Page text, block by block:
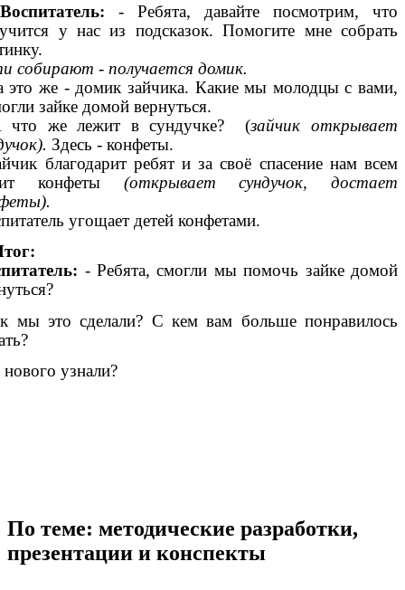
- Ребята, давайте посмотрим, что
у нас из подсказок. Помогите мне собрать
собирают - получается домик.
это же - домик зайчика. Какие мы молодцы с вами,
зайке домой вернуться.
же лежит в сундучке? (зайчик открывает
Здесь - конфеты.
благодарит ребят и за своё спасение нам всем
конфеты (открывает сундучок, достает
угощает детей конфетами.
- Ребята, смогли мы помочь зайке домой
мы это сделали? С кем вам больше понравилось
узнали?
По теме: методические разработки,
презентации и конспекты